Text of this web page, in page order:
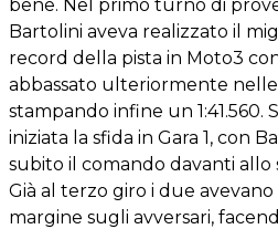
bene. Nel primo turno di
Bartolini aveva realizzato il
record della pista in Moto3
abbassato ulteriormente
stampando infine un 1:41.560.
iniziata la sfida in Gara 1, con
subito il comando davanti allo
Già al terzo giro i due
margine sugli avversari,